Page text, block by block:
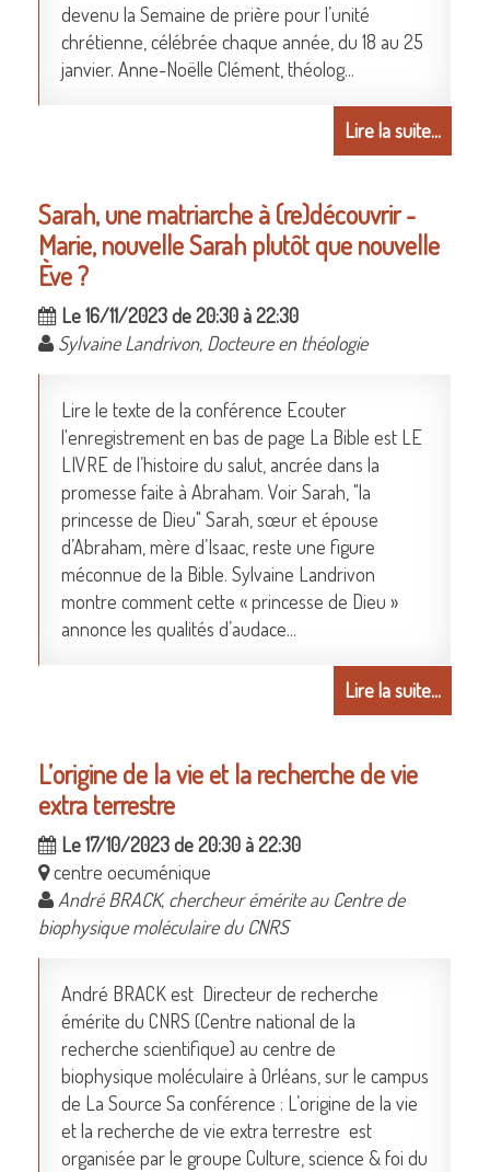
devenu la Semaine de prière pour l’unité
chrétienne, célébrée chaque année, du 18 au 25
janvier. Anne-Noëlle Clément, théolog...
Lire la suite...
Sarah, une matriarche à (re)découvrir -
Marie, nouvelle Sarah plutôt que nouvelle
Ève ?
Le 16/11/2023 de 20:30 à 22:30
Sylvaine Landrivon, Docteure en théologie
Lire le texte de la conférence Ecouter
l'enregistrement en bas de page La Bible est LE
LIVRE de l’histoire du salut, ancrée dans la
promesse faite à Abraham. Voir Sarah, "la
princesse de Dieu" Sarah, sœur et épouse
d’Abraham, mère d’Isaac, reste une figure
méconnue de la Bible. Sylvaine Landrivon
montre comment cette « princesse de Dieu »
annonce les qualités d’audace...
Lire la suite...
L’origine de la vie et la recherche de vie
extra terrestre
Le 17/10/2023 de 20:30 à 22:30
centre oecuménique
André BRACK, chercheur émérite au Centre de
biophysique moléculaire du CNRS
André BRACK est Directeur de recherche
émérite du CNRS (Centre national de la
recherche scientifique) au centre de
biophysique moléculaire à Orléans, sur le campus
de La Source Sa conférence : L’origine de la vie
et la recherche de vie extra terrestre est
organisée par le groupe Culture, science & foi du